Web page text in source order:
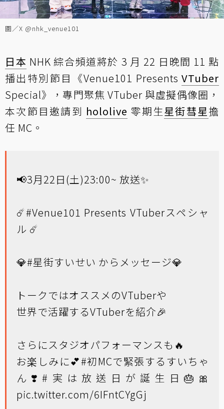
圖／X @nhk_venue101
日本 NHK 綜合頻道將於 3 月 22 日晚間 11 點
播出特別節目《Venue101 Presents VTuber
Special》，專門聚焦 VTuber 與虛擬偶像圈，
本次節目邀請到 hololive 零期生星街彗星擔
任 MC。
📢3月22日(土)23:00~ 放送✨
☄️#Venue101 Presents VTuberスペシャ
ル ☄️
💎#星街すいせい からメッセージ💎
トークではオススメのVTuberや
世界で活躍するVTuberを紹介🎉
さらにスタジオパフォーマンスも🔥
お楽しみに💕#初MCで緊張するすいちゃ
ん ❣️#実は放送日が誕生日 🎂🎀
pic.twitter.com/6IFntCYgGj